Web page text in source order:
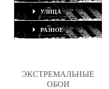
УЛИЦА
РАЗНОЕ
ЭКСТРЕМАЛЬНЫЕ
ОБОИ